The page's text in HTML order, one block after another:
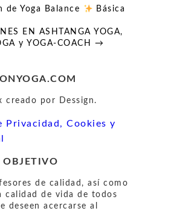
de Yoga Balance
Básica
EN ASHTANGA YOGA,
y YOGA-COACH →
creado por Dessign.
Privacidad, Cookies y
OBJETIVO
de calidad, así como
calidad de vida de todos
deseen acercarse al